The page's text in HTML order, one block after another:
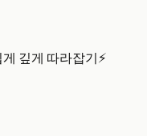
깊게 따라잡기⚡